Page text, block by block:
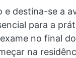
destina-se a
para a
no final
na